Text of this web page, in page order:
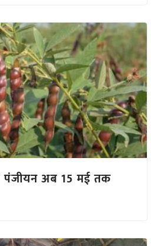
पंजीयन अब 15 मई तक